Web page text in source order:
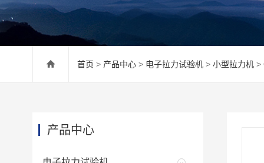
首页 > 产品中心 > 电子拉力试验机 > 小型拉力机 >
产品中心